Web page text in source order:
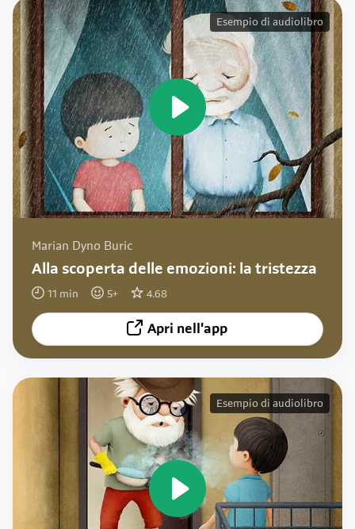
Esempio di audiolibro
Marian Dyno Buric
Alla scoperta delle emozioni: la tristezza
11 min 5+ 4.68
Apri nell'app
Esempio di audiolibro